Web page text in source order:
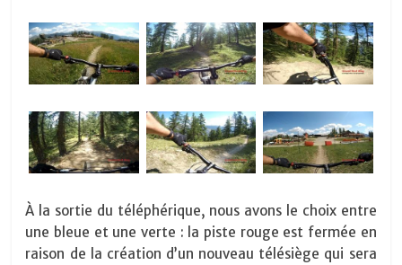
À la sortie du téléphérique, nous avons le choix entre
une bleue et une verte : la piste rouge est fermée en
raison de la création d’un nouveau télésiège qui sera